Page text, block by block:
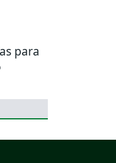
para